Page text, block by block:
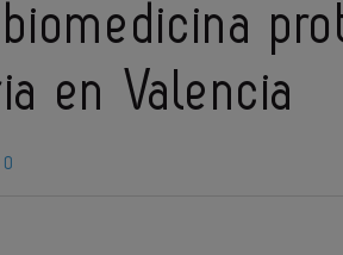
en Valencia
0